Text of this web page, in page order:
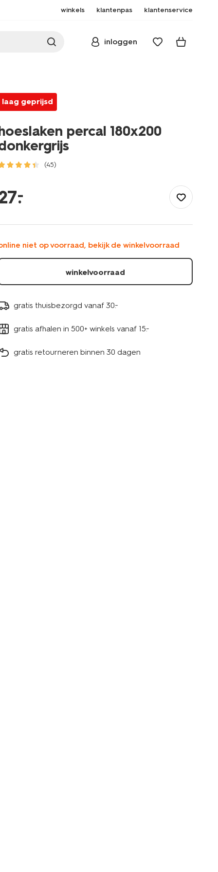
winkels klantenpas klantenservice
inloggen
laag geprijsd
percal 180x200
(45)
.
–
niet op voorraad, bekijk de winkelvoorraad
winkelvoorraad
gratis thuisbezorgd vanaf 30.-
gratis afhalen in 500+ winkels vanaf 15.-
gratis retourneren binnen 30 dagen